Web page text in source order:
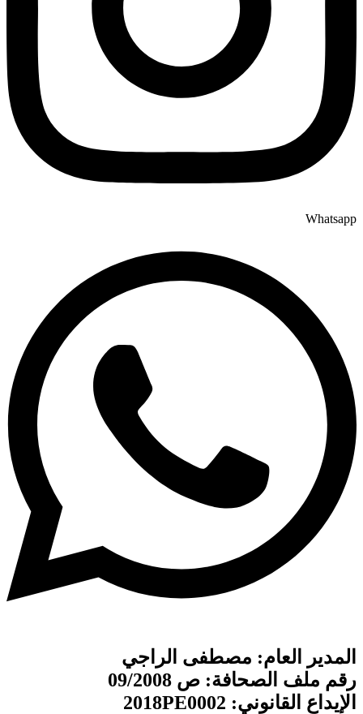
Whatsapp
المدير العام: مصطفى الراجي
رقم ملف الصحافة: ص 09/2008
الإيداع القانوني: 2018PE0002